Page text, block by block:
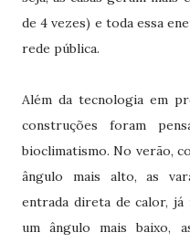
de 4 vezes) e toda essa
rede pública.
Além da tecnologia em
construções foram
bioclimatismo. No verão,
ângulo mais alto, as
entrada direta de calor, já
um ângulo mais baixo,